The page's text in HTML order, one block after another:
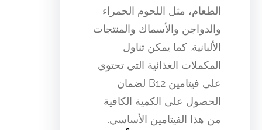
الطعام، مثل اللحوم الحمراء
والدواجن والأسماك والمنتجات
الألبانية. كما يمكن تناول
المكملات الغذائية التي تحتوي
على فيتامين B12 لضمان
الحصول على الكمية الكافية
من هذا الفيتامين الأساسي.